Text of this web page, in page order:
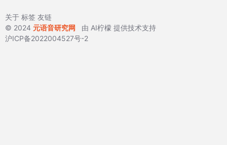
关于 标签 友链
© 2024 元语音研究网 由 AI柠檬 提供技术支持
沪ICP备2022004527号-2